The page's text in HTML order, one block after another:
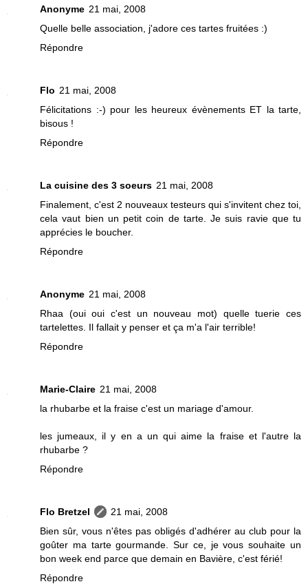
Anonyme 21 mai, 2008
Quelle belle association, j'adore ces tartes fruitées :)
Répondre
Flo 21 mai, 2008
Félicitations :-) pour les heureux évènements ET la tarte,
bisous !
Répondre
La cuisine des 3 soeurs 21 mai, 2008
Finalement, c'est 2 nouveaux testeurs qui s'invitent chez toi,
cela vaut bien un petit coin de tarte. Je suis ravie que tu
apprécies le boucher.
Répondre
Anonyme 21 mai, 2008
Rhaa (oui oui c'est un nouveau mot) quelle tuerie ces
tartelettes. Il fallait y penser et ça m'a l'air terrible!
Répondre
Marie-Claire 21 mai, 2008
la rhubarbe et la fraise c'est un mariage d'amour.
les jumeaux, il y en a un qui aime la fraise et l'autre la
rhubarbe ?
Répondre
Flo Bretzel
21 mai, 2008
Bien sûr, vous n'êtes pas obligés d'adhérer au club pour la
goûter ma tarte gourmande. Sur ce, je vous souhaite un
bon week end parce que demain en Bavière, c'est férié!
Répondre